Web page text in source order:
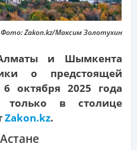
Zakon.kz/Максим Золотухин
и Шымкента
о предстоящей
октября 2025 года
только в столице
Zakon.kz.